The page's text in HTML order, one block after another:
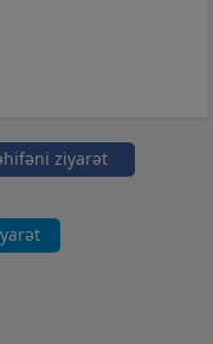
ziyarət